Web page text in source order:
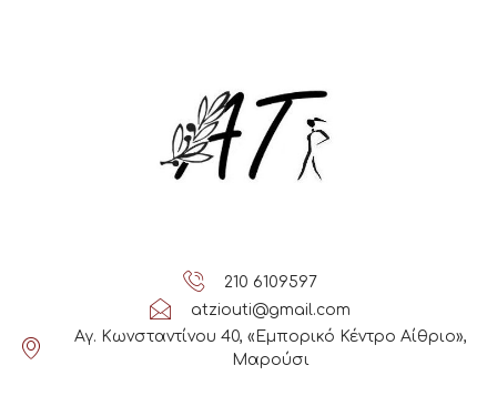
210 6109597
atziouti@gmail.com
Αγ. Κωνσταντίνου 40, «Εμπορικό Κέντρο Αίθριο»,
Μαρούσι